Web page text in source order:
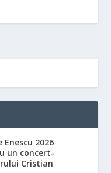
2026
un concert-
Cristian